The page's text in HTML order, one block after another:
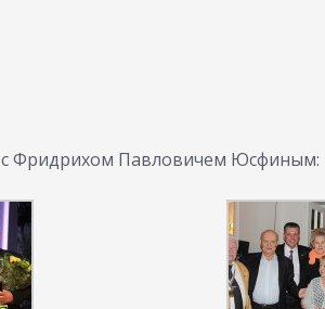
с Фридрихом Павловичем Юсфиным: